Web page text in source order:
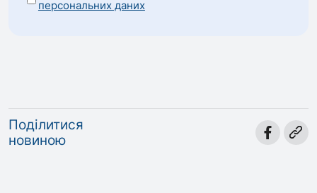
персональних даних
Поділитися
новиною